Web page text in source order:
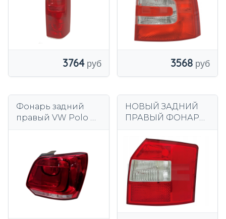
3764 3568
Фонарь задний
правый VW Polo V
НОВЫЙ ЗАДНИЙ
ПРАВЫЙ ФОНАР
2004 COMBI